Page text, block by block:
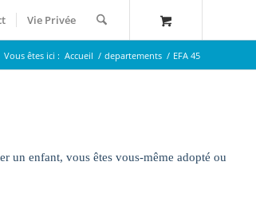
Vie Privée
Vous êtes ici : Accueil / departements / EFA 45
un enfant, vous êtes vous-même adopté ou